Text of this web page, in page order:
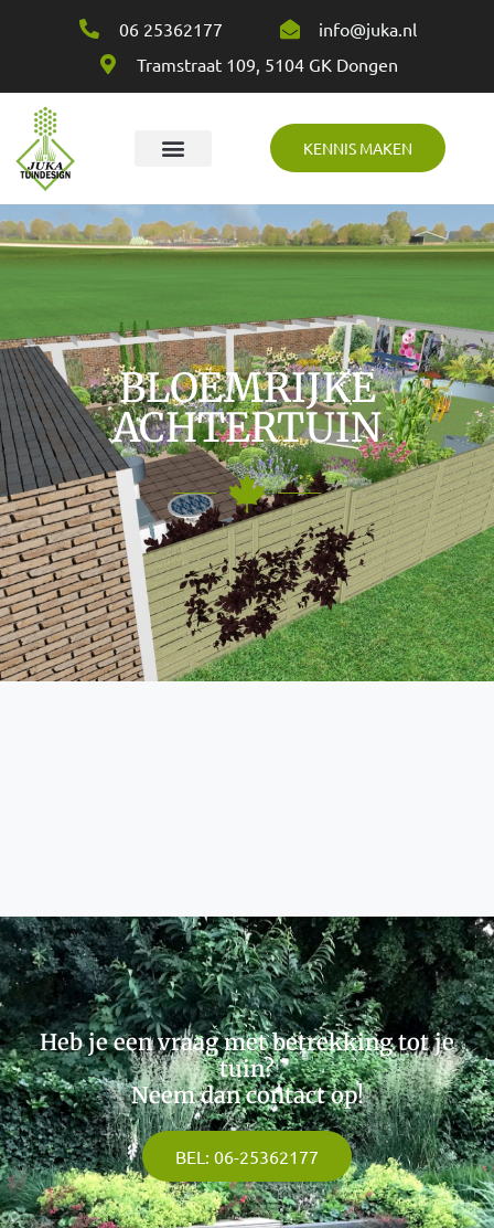
06 25362177
info@juka.nl
Tramstraat 109, 5104 GK Dongen
KENNIS MAKEN
BLOEMRIJKE
ACHTERTUIN
Heb je een vraag met betrekking tot je
tuin?
Neem dan contact op!
BEL: 06-25362177